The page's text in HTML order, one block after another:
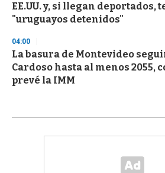
EE.UU. y, si llegan
"uruguayos detenidos"
04:00
La basura de Montevideo
Cardoso hasta al menos 2055,
prevé la IMM